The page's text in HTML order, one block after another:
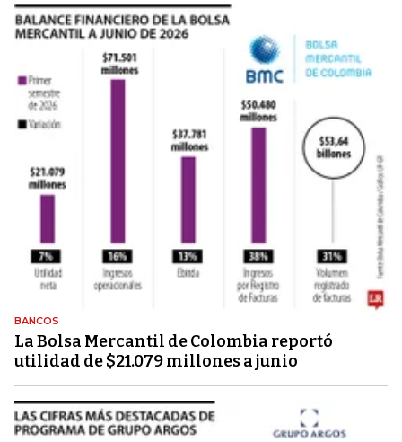
BANCOS
La Bolsa Mercantil de Colombia reportó
utilidad de $21.079 millones a junio